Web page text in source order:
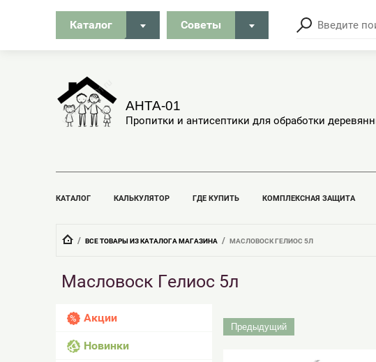
Каталог Советы
АНТА-01
Пропитки и антисептики для обработки
КАТАЛОГ КАЛЬКУЛЯТОР ГДЕ КУПИТЬ КОМПЛЕКСНАЯ ЗАЩИТА
  /
ВСЕ ТОВАРЫ ИЗ КАТАЛОГА МАГАЗИНА
  /
МАСЛОВОСК ГЕЛИОС 5Л
Масловоск Гелиос 5л
Акции
Новинки
Предыдущий